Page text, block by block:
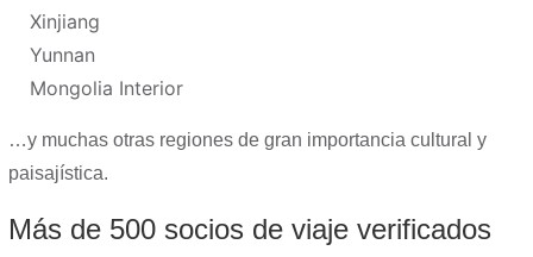
Xinjiang
Yunnan
Mongolia Interior
…y muchas otras regiones de gran importancia cultural y
paisajística.
Más de 500 socios de viaje verificados